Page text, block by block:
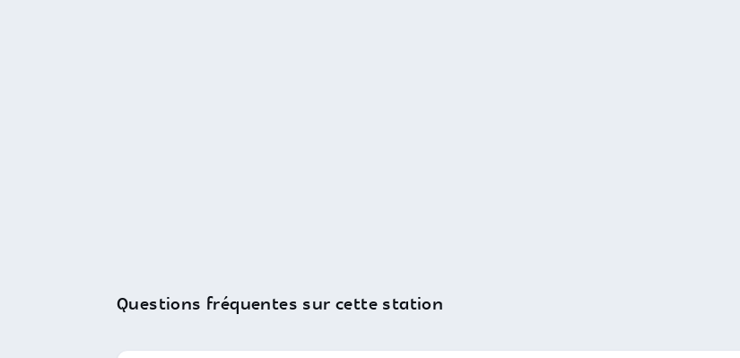
Questions fréquentes sur cette station